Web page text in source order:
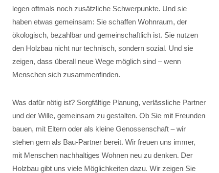
legen oftmals noch zusätzliche Schwerpunkte. Und sie
haben etwas gemeinsam: Sie schaffen Wohnraum, der
ökologisch, bezahlbar und gemeinschaftlich ist. Sie nutzen
den Holzbau nicht nur technisch, sondern sozial. Und sie
zeigen, dass überall neue Wege möglich sind – wenn
Menschen sich zusammenfinden.
Was dafür nötig ist? Sorgfältige Planung, verlässliche Partner
und der Wille, gemeinsam zu gestalten. Ob Sie mit Freunden
bauen, mit Eltern oder als kleine Genossenschaft – wir
stehen gern als Bau-Partner bereit. Wir freuen uns immer,
mit Menschen nachhaltiges Wohnen neu zu denken. Der
Holzbau gibt uns viele Möglichkeiten dazu. Wir zeigen Sie